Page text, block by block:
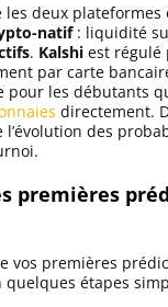
les deux plateformes
natif: liquidité
. Kalshi est régulé
par carte
pour les débutants
directement.
l’évolution des
premières
vos premières
quelques étapes